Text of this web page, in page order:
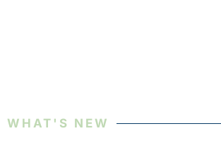
WHAT'S NEW